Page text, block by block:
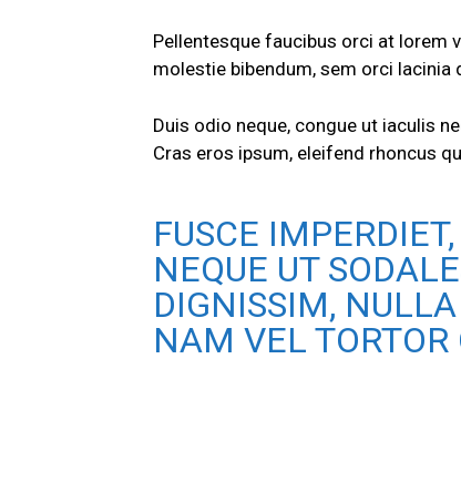
Pellentesque faucibus orci at lorem
molestie bibendum, sem orci
Duis odio neque, congue ut iaculis
Cras eros ipsum, eleifend rhoncus
FUSCE IMPERDIET,
NEQUE UT
DIGNISSIM,
NAM VEL TORTOR